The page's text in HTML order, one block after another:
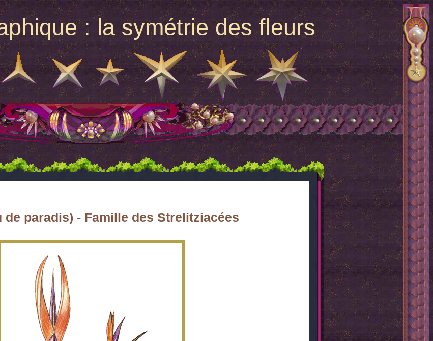
: la symétrie des fleurs
de paradis) - Famille des Strelitziacées